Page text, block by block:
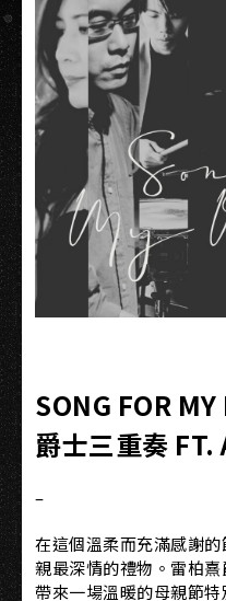
SONG FOR
爵士三重奏 FT.
–
在這個溫柔而充滿感謝
親最深情的禮物。雷柏
帶來一場溫暖的母親節